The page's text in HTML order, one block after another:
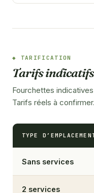
TARIFICATION
Tarifs indicatifs
Fourchettes
Tarifs réels à confirmer.
TYPE
Sans services
2 services